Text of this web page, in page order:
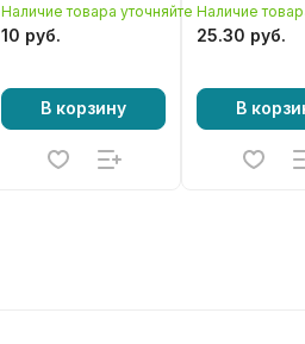
Наличие товара уточняйте
10 руб.
В корзину
Наличие
25.30 руб.
В